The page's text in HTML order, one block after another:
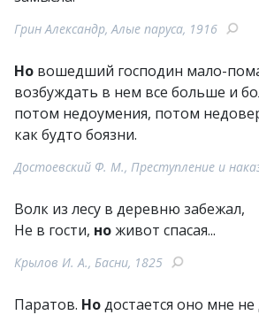
Грин Александр, Алые паруса, 1916
Но вошедший господин мало-
возбуждать в нем все больше и
потом недоумения, потом
как будто боязни.
Достоевский Ф. М., Преступление и
Волк из лесу в деревню забежал,
Не в гости, ноживот спасая...
Крылов И. А., Басни, 1825
Паратов. Нодостается оно мне